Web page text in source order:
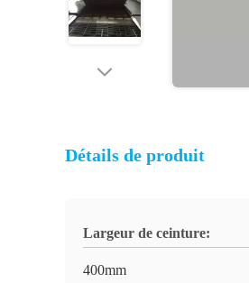
Détails de produit
Largeur de ceinture:
400mm